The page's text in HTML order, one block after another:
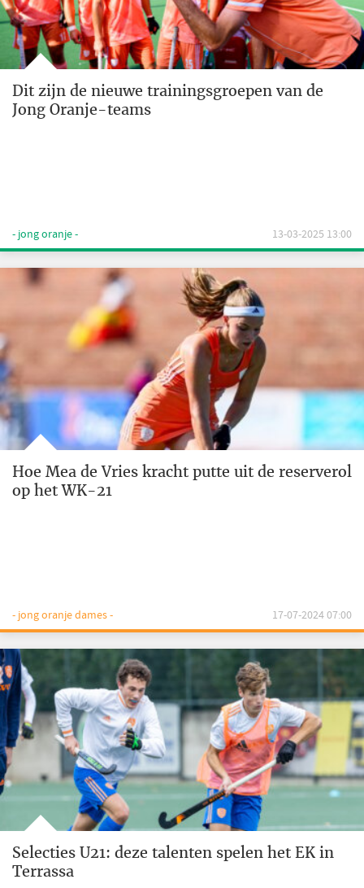
Dit zijn de nieuwe trainingsgroepen van de
Jong Oranje-teams
- jong oranje - 13-03-2025 13:00
Hoe Mea de Vries kracht putte uit de reserverol
op het WK-21
- jong oranje dames - 17-07-2024 07:00
Selecties U21: deze talenten spelen het EK in
Terrassa